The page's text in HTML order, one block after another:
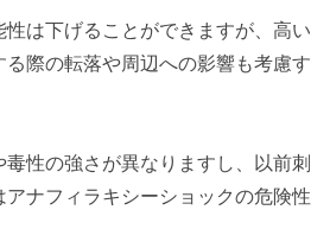
は下げることができますが、高い
際の転落や周辺への影響も考慮す
性の強さが異なりますし、以前刺
ナフィラキシーショックの危険性